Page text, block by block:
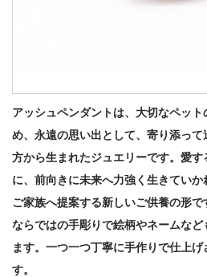
アッシュペンダントは、大切なペッ
め、永遠の思い出として、寄り添って
方から生まれたジュエリーです。愛
に、前向きに未来へ力強く生きてい
ご家族へ提案する新しいご供養の形
ならではの手彫りで絵柄やネームな
ます。一つ一つ丁寧に手作りで仕上
す。